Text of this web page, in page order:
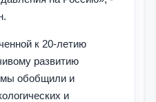
к 20-летию
развитию
обобщили и
и